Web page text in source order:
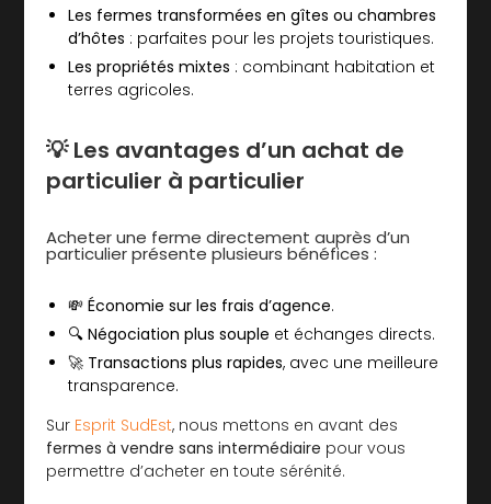
Les fermes transformées en gîtes ou chambres
d’hôtes : parfaites pour les projets touristiques.
Les propriétés mixtes : combinant habitation et
terres agricoles.
💡 Les avantages d’un achat de
particulier à particulier
Acheter une ferme directement auprès d’un
particulier présente plusieurs bénéfices :
💸 Économie sur les frais d’agence.
🔍 Négociation plus souple et échanges directs.
🚀 Transactions plus rapides, avec une meilleure
transparence.
Sur Esprit SudEst, nous mettons en avant des
fermes à vendre sans intermédiaire pour vous
permettre d’acheter en toute sérénité.